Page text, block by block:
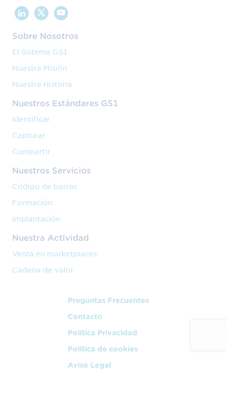
Sobre Nosotros
El Sistema GS1
Nuestra Misión
Nuestra Historia
Nuestros Estándares GS1
Identificar
Capturar
Compartir
Nuestros Servicios
Código de barras
Formación
Implantación
Nuestra Actividad
Venta en marketplaces
Cadena de valor
Preguntas Frecuentes
Contacto
Política Privacidad
Política de cookies
Aviso Legal